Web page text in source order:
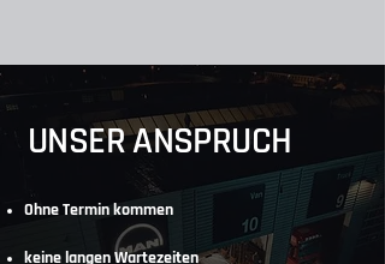
UNSER ANSPRUCH
Ohne Termin kommen
keine langen Wartezeiten